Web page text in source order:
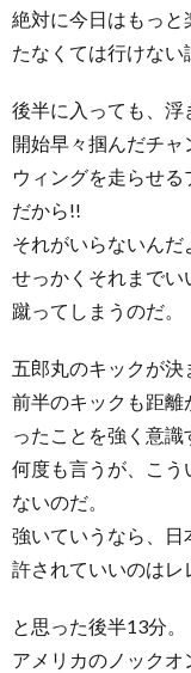
絶対に今日はもっ
たなくては行けない
後半に入っても、浮
開始早々掴んだチャ
ウィングを走らせる
だから!!
それがいらないんだ
せっかくそれまで
蹴ってしまうのだ。
五郎丸のキックが
前半のキックも距
ったことを強く意識
何度も言うが、こう
ないのだ。
強いていうなら、
許されていいのはレ
と思った後半13分。
アメリカのノック